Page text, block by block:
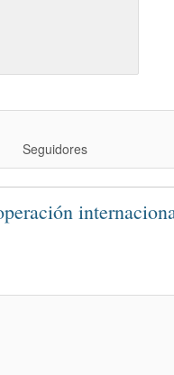
Seguidores